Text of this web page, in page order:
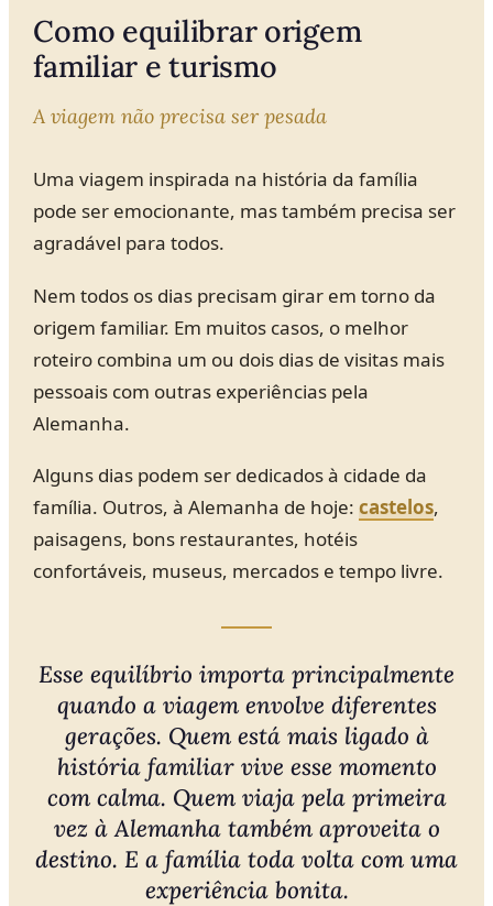
Como equilibrar origem
familiar e turismo
A viagem não precisa ser pesada
Uma viagem inspirada na história da família
pode ser emocionante, mas também precisa ser
agradável para todos.
Nem todos os dias precisam girar em torno da
origem familiar. Em muitos casos, o melhor
roteiro combina um ou dois dias de visitas mais
pessoais com outras experiências pela
Alemanha.
Alguns dias podem ser dedicados à cidade da
família. Outros, à Alemanha de hoje:castelos,
paisagens, bons restaurantes, hotéis
confortáveis, museus, mercados e tempo livre.
Esse equilíbrio importa principalmente
quando a viagem envolve diferentes
gerações. Quem está mais ligado à
história familiar vive esse momento
com calma. Quem viaja pela primeira
vez à Alemanha também aproveita o
destino. E a família toda volta com uma
experiência bonita.